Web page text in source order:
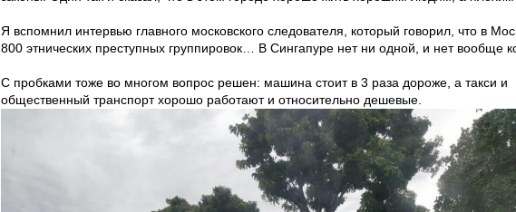
Я вспомнил интервью главного московского следователя, который говорил, что в
800 этнических преступных группировок… В Сингапуре нет ни одной, и нет вообще
С пробками тоже во многом вопрос решен: машина стоит в 3 раза дороже, а такси и
общественный транспорт хорошо работают и относительно дешевые.